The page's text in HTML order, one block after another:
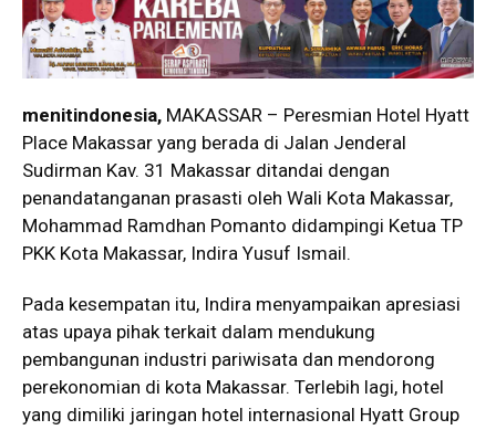
menitindonesia, MAKASSAR – Peresmian Hotel Hyatt
Place Makassar yang berada di Jalan Jenderal
Sudirman Kav. 31 Makassar ditandai dengan
penandatanganan prasasti oleh Wali Kota Makassar,
Mohammad Ramdhan Pomanto didampingi Ketua TP
PKK Kota Makassar, Indira Yusuf Ismail.
Pada kesempatan itu, Indira menyampaikan apresiasi
atas upaya pihak terkait dalam mendukung
pembangunan industri pariwisata dan mendorong
perekonomian di kota Makassar. Terlebih lagi, hotel
yang dimiliki jaringan hotel internasional Hyatt Group